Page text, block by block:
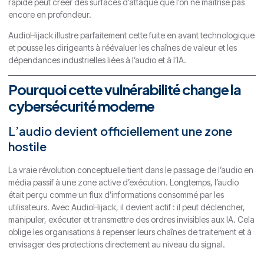
rapide peut créer des surfaces d’attaque que l’on ne maîtrise pas
encore en profondeur.
AudioHijack illustre parfaitement cette fuite en avant technologique
et pousse les dirigeants à réévaluer les chaînes de valeur et les
dépendances industrielles liées à l’audio et à l’IA.
Pourquoi cette vulnérabilité change la
cybersécurité moderne
L’audio devient officiellement une zone
hostile
La vraie révolution conceptuelle tient dans le passage de l’audio en
média passif à une zone active d’exécution. Longtemps, l’audio
était perçu comme un flux d’informations consommé par les
utilisateurs. Avec AudioHijack, il devient actif : il peut déclencher,
manipuler, exécuter et transmettre des ordres invisibles aux IA. Cela
oblige les organisations à repenser leurs chaînes de traitement et à
envisager des protections directement au niveau du signal.